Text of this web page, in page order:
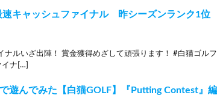
速キャッシュファイナル 昨シーズンランク1位
ナルいざ出陣！ 賞金獲得めざして頑張ります！ #白猫ゴル
ナ[…]
遊んでみた【白猫GOLF】『Putting Contest』編